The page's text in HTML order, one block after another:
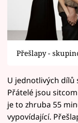
Přešlapy -
U jednotlivých dílů
Přátelé jsou
je to zhruba 55
vypovídající.